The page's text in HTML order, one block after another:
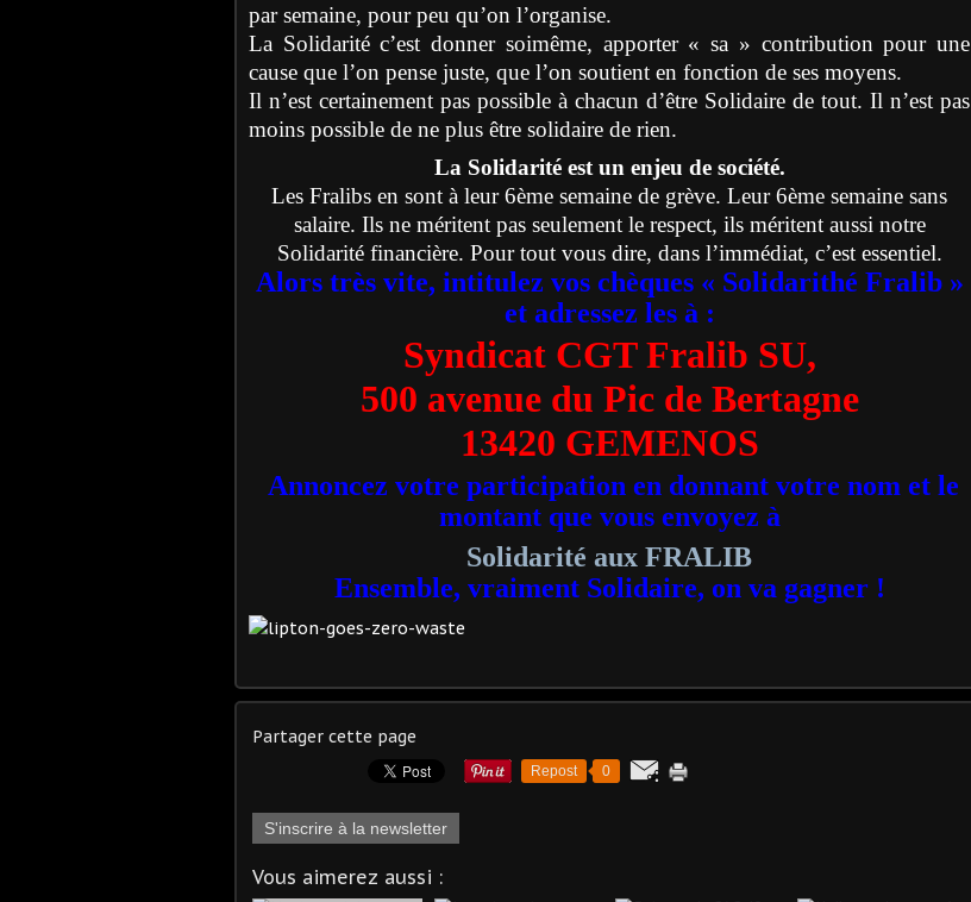
par semaine, pour peu qu’on l’organise.
La Solidarité c’est donner soimême, apporter « sa » contribution pour une
cause que l’on pense juste, que l’on soutient en fonction de ses moyens.
Il n’est certainement pas possible à chacun d’être Solidaire de tout. Il n’est pas
moins possible de ne plus être solidaire de rien.
La Solidarité est un enjeu de société.
Les Fralibs en sont à leur 6ème semaine de grève. Leur 6ème semaine sans
salaire. Ils ne méritent pas seulement le respect, ils méritent aussi notre
Solidarité financière. Pour tout vous dire, dans l’immédiat, c’est essentiel.
Alors très vite, intitulez vos chèques « Solidarithé Fralib »
et adressez les à :
Syndicat CGT Fralib SU,
500 avenue du Pic de Bertagne
13420 GEMENOS
Annoncez votre participation en donnant votre nom et le
montant que vous envoyez à
Solidarité aux FRALIB
Ensemble, vraiment Solidaire, on va gagner !
Partager cette page
Repost 0
S'inscrire à la newsletter
Vous aimerez aussi :